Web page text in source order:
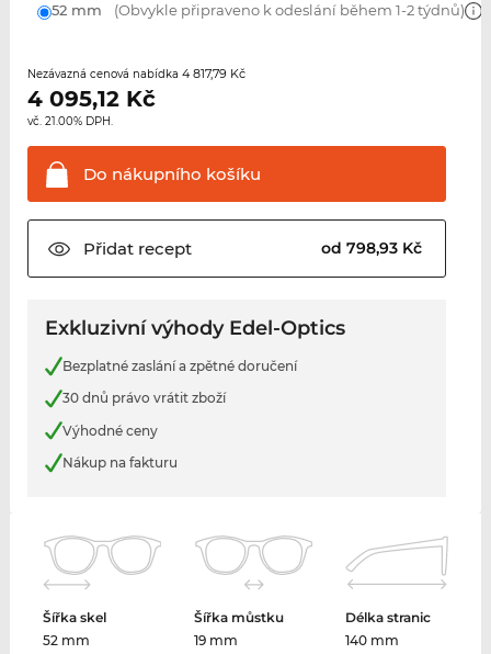
52 mm (Obvykle připraveno k odeslání během 1-2 týdnů)
Nezávazná cenová nabídka 4 817,79 Kč
4 095,12Kč
vč. 21.00% DPH.
Do nákupního košíku
Přidatrecept od 798,93 Kč
Exkluzivní výhody Edel-Optics
Bezplatné zaslání a zpětné doručení
30 dnů právo vrátit zboží
Výhodné ceny
Nákup na fakturu
Šířka skel
52 mm
Šířka můstku
19 mm
Délka stranic
140 mm